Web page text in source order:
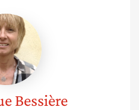
Véronique
Bessière
Bessière